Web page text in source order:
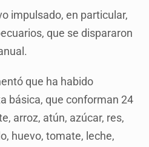
impulsado, en particular,
que se dispararon
que ha habido
básica, que conforman 24
arroz, atún, azúcar, res,
huevo, tomate, leche,